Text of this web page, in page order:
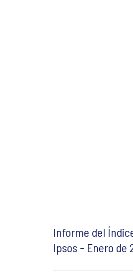
Informe del
Ipsos - Enero de